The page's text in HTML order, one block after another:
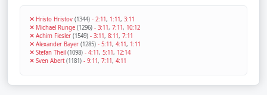
Hristo Hristov (1344) - 2:11, 1:11, 3:11
Michael Runge (1296) - 3:11, 7:11, 10:12
Achim Fiesler (1549) - 3:11, 8:11, 7:11
Alexander Bayer (1285) - 5:11, 4:11, 1:11
Stefan Theil (1098) - 4:11, 5:11, 12:14
Sven Abert(1181) - 9:11, 7:11, 4:11